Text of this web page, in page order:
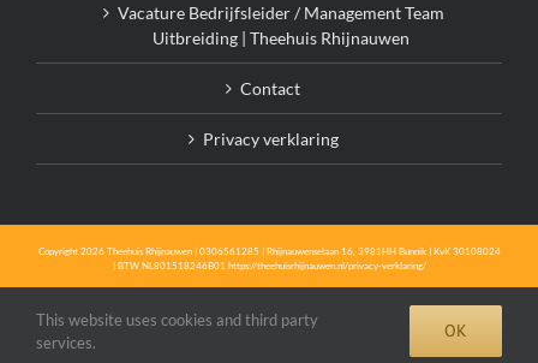
Vacature Bedrijfsleider / Management Team
Uitbreiding | Theehuis Rhijnauwen
Contact
Privacy verklaring
Copyright 2026 Theehuis Rhijnauwen | 0306561285 | Rhijnauwenselaan 16, 3981HH Bunnik | KvK 30108024
| BTW NL801518246B01 https://theehuisrhijnauwen.nl/privacy-verklaring/
This website uses cookies and third party
services.
OK